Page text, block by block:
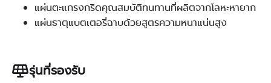
แผ่นตะแกรงกริดคุณสมบัติทนทานที่ผลิตจากโลหะหายาก
แผ่นธาตุแบตเตอรี่ฉาบด้วยสูตรความหนาแน่นสูง
รุ่นที่รองรับ